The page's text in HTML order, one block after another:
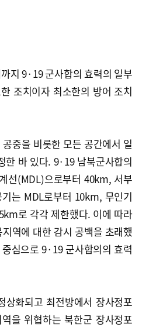
지 9·19 군사합의 효력의 일부
조치이자 최소한의 방어 조치
중을 비롯한 모든 공간에서 일
한 바 있다. 9·19 남북군사합의
선(MDL)으로부터 40km, 서부
는 MDL로부터 10km, 무인기
로 각각 제한했다. 이에 따라
역에 대한 감시 공백을 초래했
심으로 9·19 군사합의의 효력
화되고 최전방에서 장사정포
을 위협하는 북한군 장사정포